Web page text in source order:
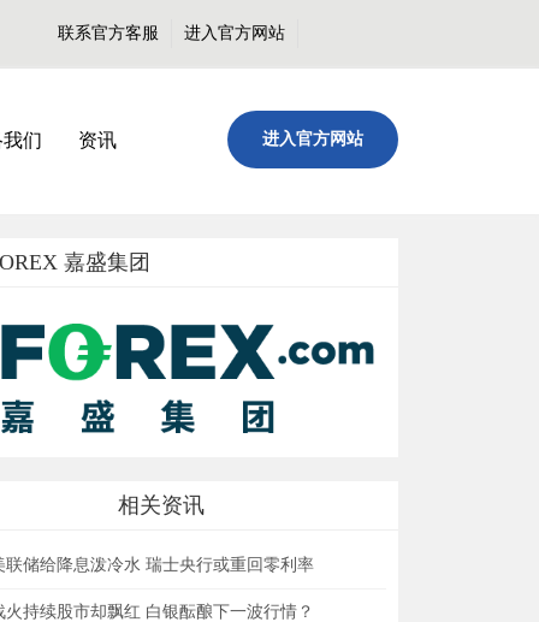
进入官方网站
联系官方客服
们 资讯 进入官方网站
嘉盛集团
相关资讯
联储给降息泼冷水 瑞士央行或重回零利率
火持续股市却飘红 白银酝酿下一波行情？